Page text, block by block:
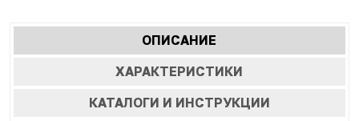
Характеристики
табы
ОПИСАНИЕ
ВКЛАДКА)
ХАРАКТЕРИСТИКИ
КАТАЛОГИ И ИНСТРУКЦИИ